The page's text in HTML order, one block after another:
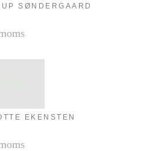
SØNDERGAARD
EKENSTEN